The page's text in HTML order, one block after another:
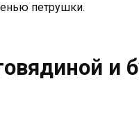
петрушки.
и